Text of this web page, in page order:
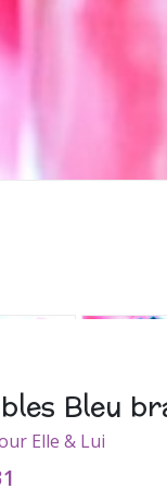
Bleu
Elle & Lui